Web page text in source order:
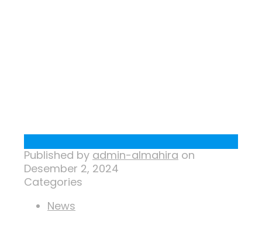
Published by admin-almahira on
Desember 2, 2024
Categories
News